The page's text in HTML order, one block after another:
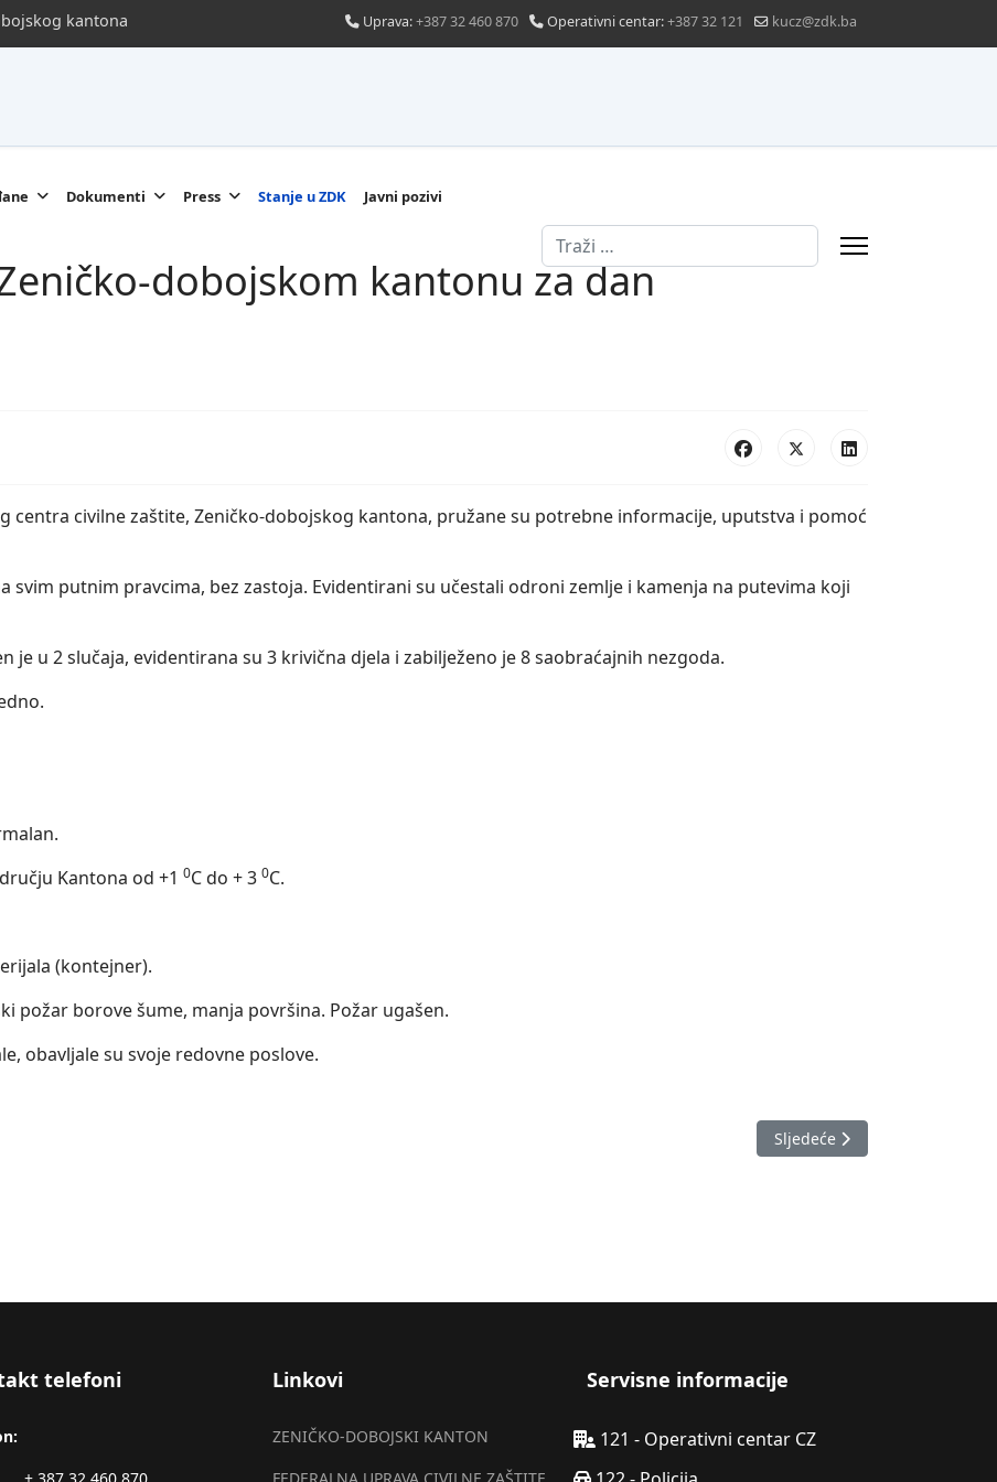
kantona Uprava:+387 32 460 870 Operativni centar:+387 32 121 kucz@zdk.ba
Dokumenti Press Stanje u ZDK Javni pozivi
Traži
dobojskom kantonu za dan
centra civilne zaštite, Zeničko-dobojskog kantona, pružane su potrebne informacije, uputstva i pomoć
svim putnim pravcima, bez zastoja. Evidentirani su učestali odroni zemlje i kamenja na putevima koji
je u 2 slučaja, evidentirana su 3 krivična djela i zabilježeno je 8 saobraćajnih nezgoda.
Kantona od +1 0C do + 3 0C.
(kontejner).
požar borove šume, manja površina. Požar ugašen.
obavljale su svoje redovne poslove.
kantonu za dan 17.03.2016.godine Sljedeći članak: Izvještaj o
Sljedeće
telefoni Linkovi
ZENIČKO-DOBOJSKI KANTON
Servisne informacije
121 - Operativni centar CZ